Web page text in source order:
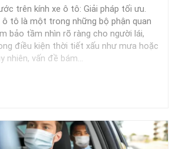
trên kính xe ô tô: Giải pháp tối ưu.
ô tô là một trong những bộ phận quan
bảo tầm nhìn rõ ràng cho người lái,
điều kiện thời tiết xấu như mưa hoặc
nhiên, vấn đề bám…